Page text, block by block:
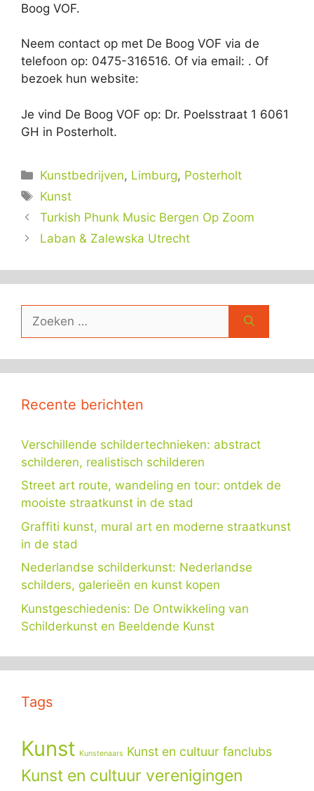
Boog VOF.
Neem contact op met De Boog VOF via de
telefoon op: 0475-316516. Of via email: . Of
bezoek hun website:
Je vind De Boog VOF op: Dr. Poelsstraat 1 6061
GH in Posterholt.
Categorieën
Kunstbedrijven, Limburg, Posterholt
Tags
Kunst
Turkish Phunk Music Bergen Op Zoom
Laban & Zalewska Utrecht
naar:
Recente berichten
Verschillende schildertechnieken: abstract
schilderen, realistisch schilderen
Street art route, wandeling en tour: ontdek de
mooiste straatkunst in de stad
Graffiti kunst, mural art en moderne straatkunst
in de stad
Nederlandse schilderkunst: Nederlandse
schilders, galerieën en kunst kopen
Kunstgeschiedenis: De Ontwikkeling van
Schilderkunst en Beeldende Kunst
Tags
Kunst Kunstenaars Kunst en cultuur fanclubs
Kunst en cultuur verenigingen